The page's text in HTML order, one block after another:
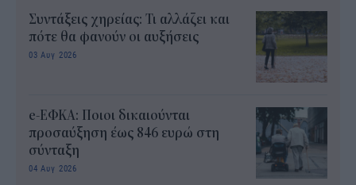
Συντάξεις χηρείας: Τι αλλάζει και
πότε θα φανούν οι αυξήσεις
03 Αυγ 2026
e-ΕΦΚΑ: Ποιοι δικαιούνται
προσαύξηση έως 846 ευρώ στη
σύνταξη
04 Αυγ 2026